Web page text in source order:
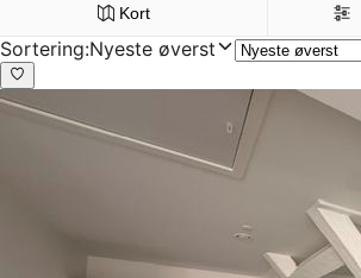
Kort
Sortering:Nyeste øverst